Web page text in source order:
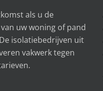
als u de
uw woning of pand
isolatiebedrijven uit
vakwerk tegen